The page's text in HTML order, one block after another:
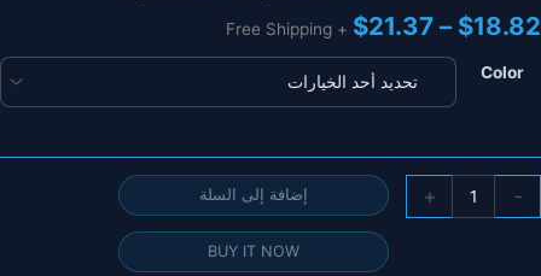
$18.82
–
$21.37
نطاق
السعر:
من
+ Free Shipping
Color
-
بطارية
+ إضافة إلى السلة
BUY IT NOW